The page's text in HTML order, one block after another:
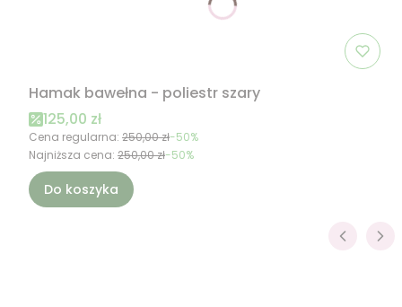
Hamak bawełna - poliestr szary
Cena promocyjna
125,00 zł
Cena regularna: 250,00 zł-50%
Najniższa cena: 250,00 zł-50%
Do koszyka